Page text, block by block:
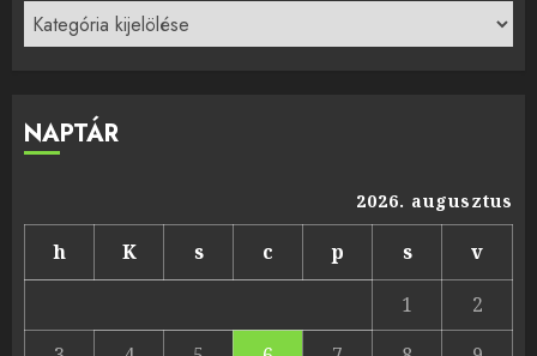
Kategóriák
NAPTÁR
2026. augusztus
h K s c p s
v
1
2